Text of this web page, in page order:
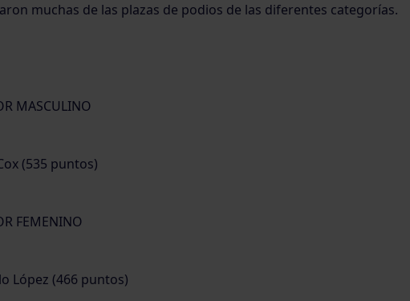
muchas de las plazas de podios de las diferentes categorías.
MASCULINO
(535 puntos)
FEMENINO
López (466 puntos)